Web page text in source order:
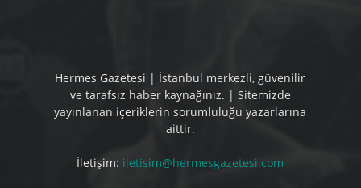
Hermes Gazetesi | İstanbul merkezli, güvenilir
ve tarafsız haber kaynağınız. | Sitemizde
yayınlanan içeriklerin sorumluluğu yazarlarına
aittir.
İletişim: iletisim@hermesgazetesi.com